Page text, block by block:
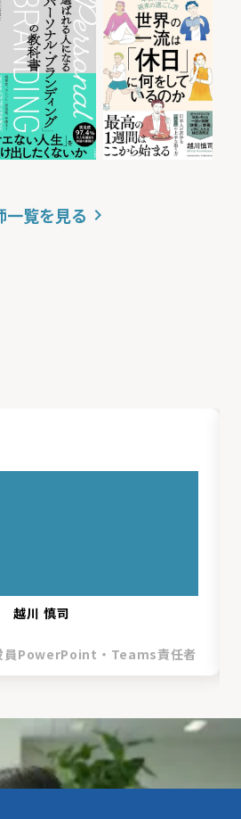
一覧を見る keyboard_arrow_right
越川 慎司
員PowerPoint・Teams責任者